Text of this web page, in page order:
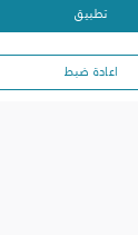
تطبيق
اعادة ضبط